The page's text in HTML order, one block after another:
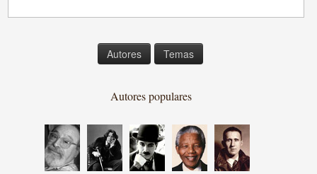
Autores Temas
Autores populares